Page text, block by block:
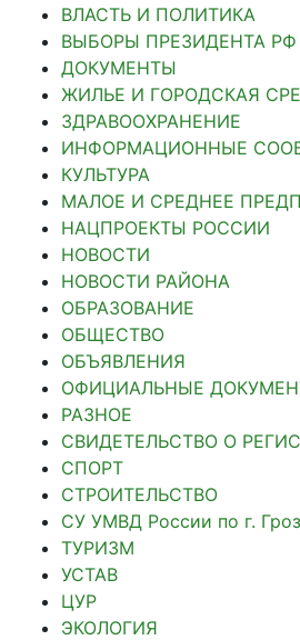
ВЛАСТЬ И ПОЛИТИКА
ВЫБОРЫ ПРЕЗИДЕНТА РФ
ДОКУМЕНТЫ
ЖИЛЬЕ И ГОРОДСКАЯ
ЗДРАВООХРАНЕНИЕ
ИНФОРМАЦИОННЫЕ
КУЛЬТУРА
МАЛОЕ И СРЕДНЕЕ
НАЦПРОЕКТЫ РОССИИ
НОВОСТИ
НОВОСТИ РАЙОНА
ОБРАЗОВАНИЕ
ОБЩЕСТВО
ОБЪЯВЛЕНИЯ
ОФИЦИАЛЬНЫЕ
РАЗНОЕ
СВИДЕТЕЛЬСТВО О
СПОРТ
СТРОИТЕЛЬСТВО
СУ УМВД России по г.
ТУРИЗМ
УСТАВ
ЦУР
ЭКОЛОГИЯ